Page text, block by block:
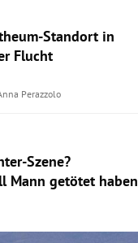
Standort in
Flucht
Perazzolo
Szene?
Mann getötet haben